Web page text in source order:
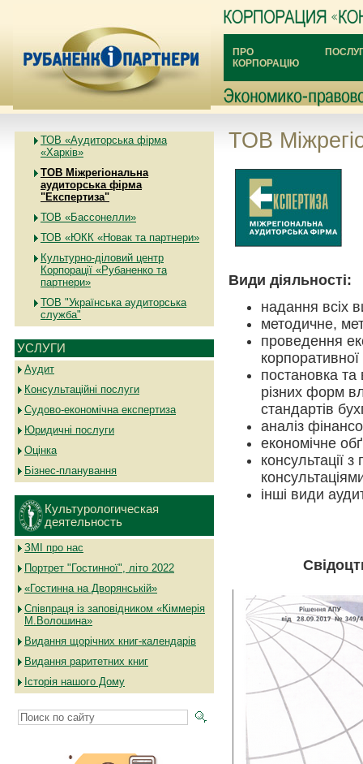
ПРО
КОРПОРАЦІЮ
ТОВ «Аудиторська фірма
«Харків»
ТОВ Міжрегіональна
аудиторська фірма
"Експертиза"
ТОВ «Бассонелли»
ТОВ «ЮКК «Новак та партнери»
Культурно-діловий центр
Корпорації «Рубаненко та
партнери»
ТОВ "Українська аудиторська
служба"
УСЛУГИ
Аудит
Консультаційні послуги
Судово-економічна експертиза
Юридичні послуги
Оцінка
Бізнес-планування
Культурологическая
деятельность
ЗМІ про нас
Портрет "Гостинної", літо 2022
«Гостинна на Дворянській»
Співпраця із заповідником «Кіммерія
М.Волошина»
Видання щорічних книг-календарів
Видання раритетних книг
Історія нашого Дому
ТОВ
Види діяльності:
надання всіх
методичне,
проведення
корпоративної
постановка та
різних форм
стандартів
аналіз
економічне
консультації
інші види